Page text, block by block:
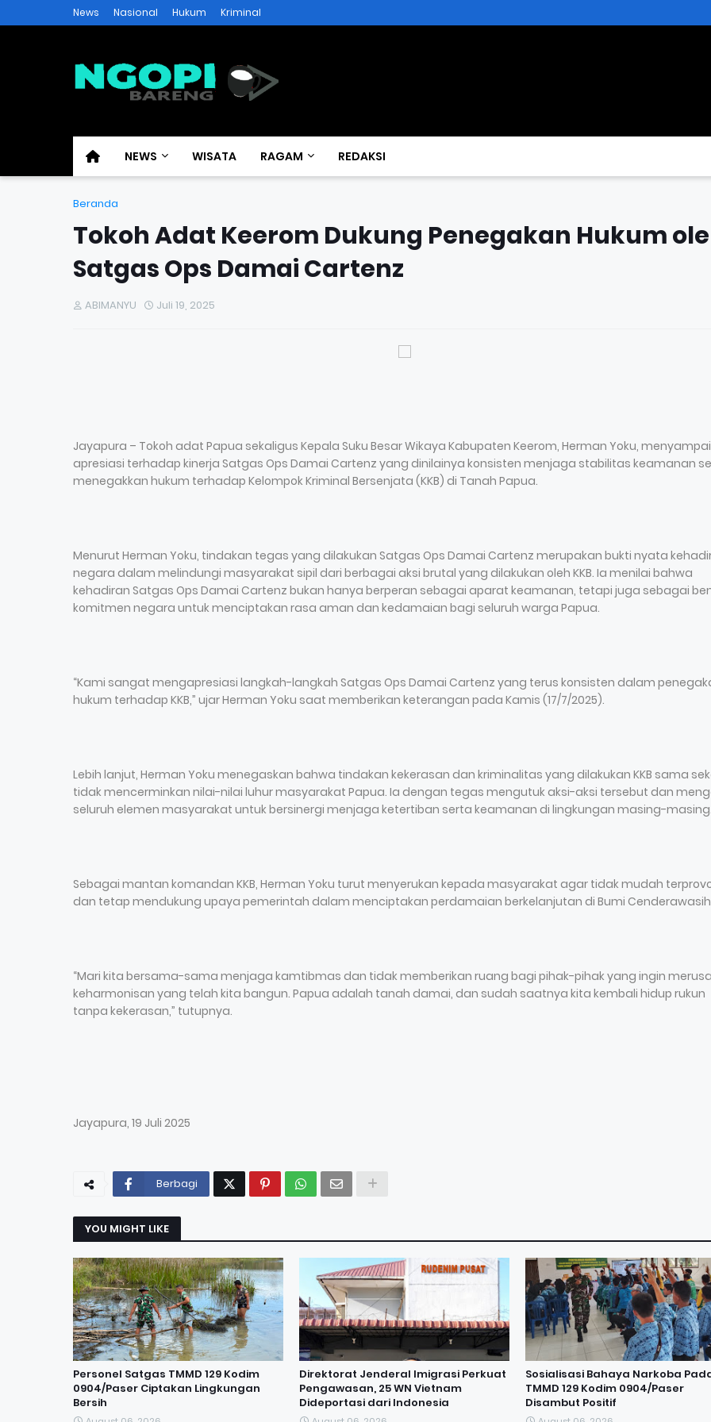
News Nasional Hukum Kriminal
NEWS WISATA RAGAM REDAKSI
Beranda
Tokoh Adat Keerom Dukung Penegakan Hukum
Satgas Ops Damai Cartenz
ABIMANYU Juli 19, 2025
Jayapura – Tokoh adat Papua sekaligus Kepala Suku Besar Wikaya Kabupaten Keerom, Herman Yoku,
apresiasi terhadap kinerja Satgas Ops Damai Cartenz yang dinilainya konsisten menjaga stabilitas keamanan
menegakkan hukum terhadap Kelompok Kriminal Bersenjata (KKB) di Tanah Papua.
Menurut Herman Yoku, tindakan tegas yang dilakukan Satgas Ops Damai Cartenz merupakan bukti nyata
negara dalam melindungi masyarakat sipil dari berbagai aksi brutal yang dilakukan oleh KKB. Ia menilai bahwa
kehadiran Satgas Ops Damai Cartenz bukan hanya berperan sebagai aparat keamanan, tetapi juga sebagai
komitmen negara untuk menciptakan rasa aman dan kedamaian bagi seluruh warga Papua.
“Kami sangat mengapresiasi langkah-langkah Satgas Ops Damai Cartenz yang terus konsisten dalam
hukum terhadap KKB,” ujar Herman Yoku saat memberikan keterangan pada Kamis (17/7/2025).
Lebih lanjut, Herman Yoku menegaskan bahwa tindakan kekerasan dan kriminalitas yang dilakukan KKB sama
tidak mencerminkan nilai-nilai luhur masyarakat Papua. Ia dengan tegas mengutuk aksi-aksi tersebut dan
seluruh elemen masyarakat untuk bersinergi menjaga ketertiban serta keamanan di lingkungan masing-
Sebagai mantan komandan KKB, Herman Yoku turut menyerukan kepada masyarakat agar tidak mudah
dan tetap mendukung upaya pemerintah dalam menciptakan perdamaian berkelanjutan di Bumi
“Mari kita bersama-sama menjaga kamtibmas dan tidak memberikan ruang bagi pihak-pihak yang ingin
keharmonisan yang telah kita bangun. Papua adalah tanah damai, dan sudah saatnya kita kembali hidup rukun
tanpa kekerasan,” tutupnya.
Jayapura, 19 Juli 2025
Berbagi
YOU MIGHT LIKE
Personel Satgas TMMD 129 Kodim
0904/Paser Ciptakan Lingkungan
Bersih
Direktorat Jenderal Imigrasi Perkuat
Pengawasan, 25 WN Vietnam
Dideportasi dari Indonesia
Sosialisasi Bahaya Narkoba
TMMD 129 Kodim 0904/Paser
Disambut Positif